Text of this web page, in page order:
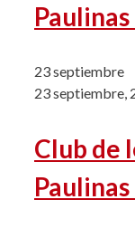
23 septiembre
23 septiembre,
Club de